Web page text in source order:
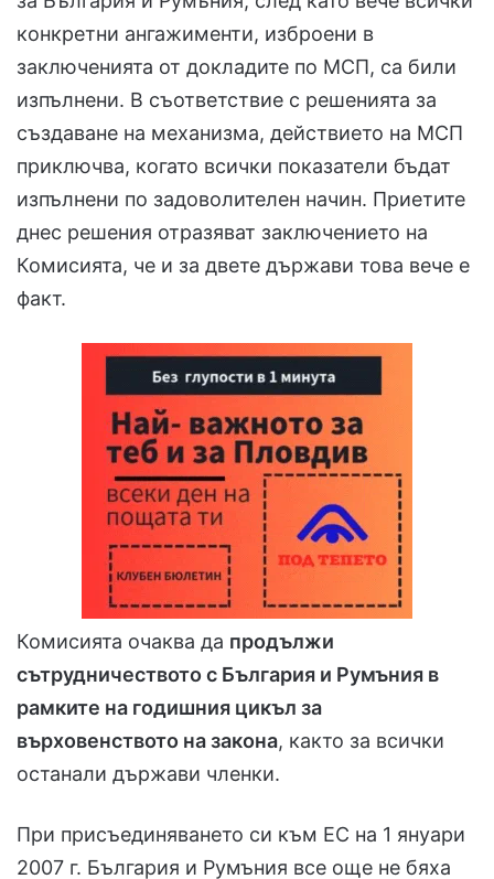
конкретни ангажименти, изброени в
заключенията от докладите по МСП, са били
изпълнени. В съответствие с решенията за
създаване на механизма, действието на МСП
приключва, когато всички показатели бъдат
изпълнени по задоволителен начин. Приетите
днес решения отразяват заключението на
Комисията, че и за двете държави това вече е
факт.
Комисията очаква да продължи
сътрудничеството с България и Румъния в
рамките на годишния цикъл за
върховенството на закона, както за всички
останали държави членки.
При присъединяването си към ЕС на 1 януари
2007 г. България и Румъния все още не бяха